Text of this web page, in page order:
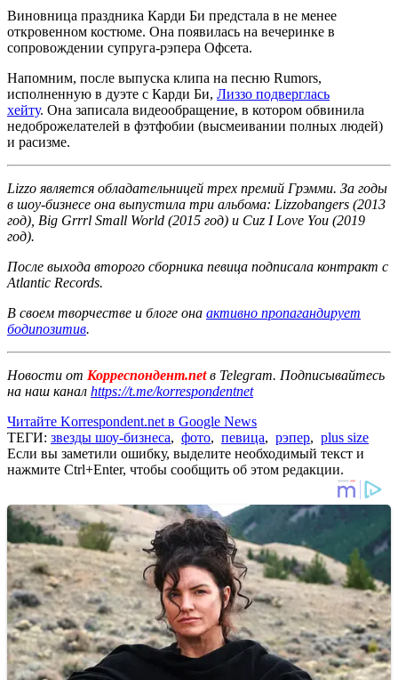
Виновница праздника Карди Би предстала в не менее
откровенном костюме. Она появилась на вечеринке в
сопровождении супруга-рэпера Офсета.
Напомним, после выпуска клипа на песню Rumors,
исполненную в дуэте с Карди Би, Лиззо подверглась
хейту. Она записала видеообращение, в котором обвинила
недоброжелателей в фэтфобии (высмеивании полных людей)
и расизме.
Lizzo является обладательницей трех премий Грэмми. За годы
в шоу-бизнесе она выпустила три альбома: Lizzobangers (2013
год), Big Grrrl Small World (2015 год) и Cuz I Love You (2019
год).
После выхода второго сборника певица подписала контракт с
Atlantic Records.
В своем творчестве и блоге она активно пропагандирует
бодипозитив.
Новости от Корреспондент.netв Telegram. Подписывайтесь
на наш канал https://t.me/korrespondentnet
Читайте Korrespondent.net в Google News
ТЕГИ: звезды шоу-бизнеса, фото, певица, рэпер, plus size
Если вы заметили ошибку, выделите необходимый текст и
нажмите Ctrl+Enter, чтобы сообщить об этом редакции.